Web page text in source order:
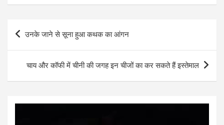
at
s
A
p
p
ce
b
o
o
k
tt se
g
er
ke
dI
n
ar
Post
navigation
उनके जाने से सूना हुआ कथक का आंगन
चाय और कॉफी में चीनी की जगह इन चीजों का कर सकते हैं इस्तेमाल